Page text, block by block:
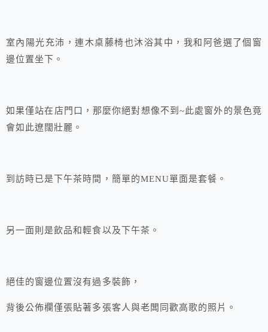
室內陽光充沛，連木桌藤椅也沐浴其中，我和阿爸選了個窗
邊位置坐下。
如果僅站在店門口，那麼你絕對想像不到~此處窗外的景色竟
會如此遼闊壯麗。
到訪時已是下午茶時間，簡單的MENU單面是套餐。
另一面則是飲品和輕食以及下午茶。
絕佳的窗邊位置沒有過多裝飾，
背後公佈欄僅張貼著多張客人與老闆同歡高歌的照片。